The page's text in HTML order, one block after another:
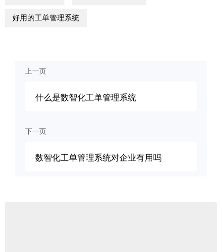
好用的工单管理系统
上一页
什么是数智化工单管理系统
下一页
数智化工单管理系统对企业有用吗